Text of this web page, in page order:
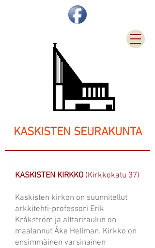
KASKISTEN SEURAKUNTA
KASKISTEN KIRKKO (Kirkkokatu 37)
Kaskisten kirkon on suunnitellut
arkkitehti-professori Erik
Kråkström ja alttaritaulun on
maalannut Åke Hellman. Kirkko on
ensimmäinen varsinainen